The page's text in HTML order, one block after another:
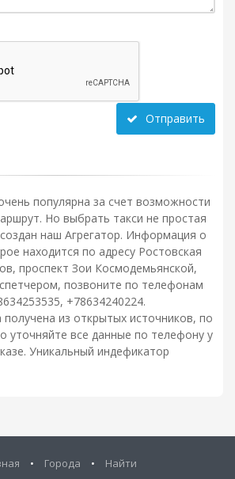
Отправить
популярна за счет возможности
Но выбрать такси не простая
наш Агрегатор. Информация о
находится по адресу Ростовская
проспект Зои Космодемьянской,
позвоните по телефонам
+78634240224.
из открытых источников, по
уточняйте все данные по телефону у
Уникальный индефикатор
• Города • Найти